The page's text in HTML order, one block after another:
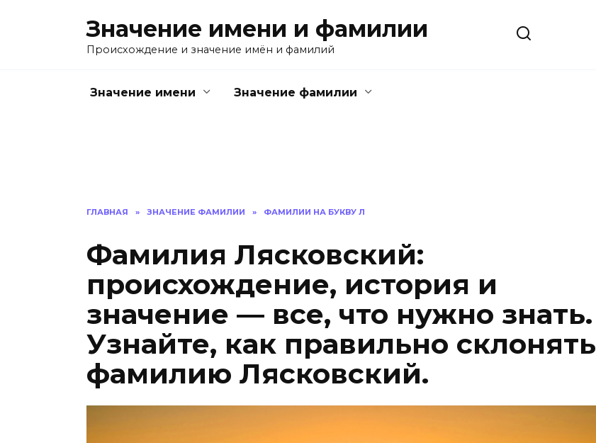
Значение имени и фамилии
Происхождение и значение имён и фамилий
Значение имени Значение фамилии
ГЛАВНАЯ » ЗНАЧЕНИЕ ФАМИЛИИ » ФАМИЛИИ НА БУКВУ Л
Фамилия Лясковский:
происхождение, история и
значение — все, что нужно знать.
Узнайте, как правильно склонять
фамилию Лясковский.